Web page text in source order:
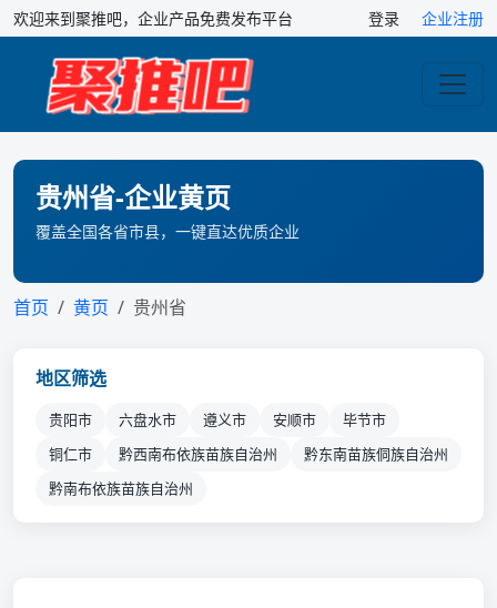
欢迎来到聚推吧，企业产品免费发布平台 登录 企业注册
贵州省-企业黄页
覆盖全国各省市县，一键直达优质企业
首页 黄页 贵州省
地区筛选
贵阳市 六盘水市 遵义市 安顺市
毕节市
铜仁市
黔西南布依族苗族自治州
黔东南苗族侗族自治州
黔南布依族苗族自治州